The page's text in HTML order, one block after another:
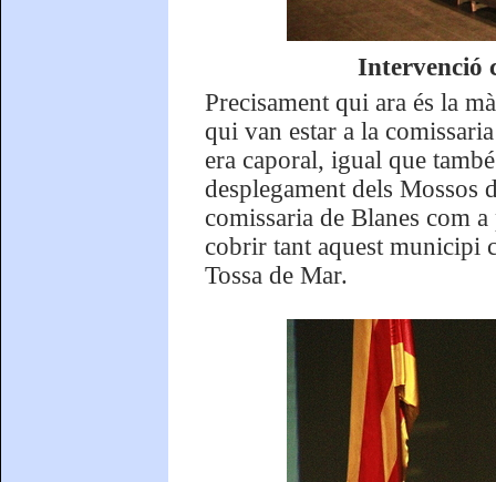
Intervenció
Precisament qui ara és la
qui van estar a la
era caporal, igual que
desplegament dels Mossos
comissaria de Blanes com
cobrir tant aquest municipi
Tossa de Mar.